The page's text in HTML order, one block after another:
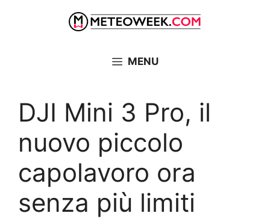
MENU
DJI Mini 3 Pro, il
nuovo piccolo
capolavoro ora
senza più limiti